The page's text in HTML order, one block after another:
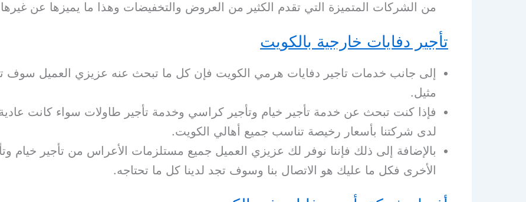
من الشركات المتميزة التي تقدم الكثير من العروض والتخفيضات وهذا ما يميزها عن
تأجير دفايات خارجية بالكويت
إلى جانب خدمات تاجير دفايات هرمي الكويت فإن كل ما تبحث عنه عزيزي العميل سوف
مثيل.
فإذا كنت تبحث عن خدمة تأجير خيام وتأجير كراسي وخدمة تأجير طاولات سواء كانت
لدى شركتنا بأسعار رخيصة تناسب جميع أهالي الكويت.
بالإضافة إلى ذلك فإننا نوفر لك عزيزي العميل جميع مستلزمات الأعراس من تأجير خيام
الأخرى فكل ما عليك هو الاتصال بنا وسوف تجد لدينا كل ما تحتاجه.